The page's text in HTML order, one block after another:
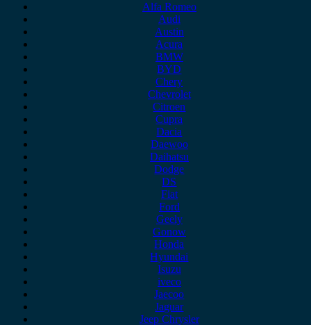
Alfa Romeo
Audi
Austin
Acura
BMW
BYD
Chery
Chevrolet
Citroen
Cupra
Dacia
Daewoo
Daihatsu
Dodge
DS
Fiat
Ford
Geely
Gonow
Honda
Hyundai
Isuzu
iveco
Jaecoo
Jaguar
Jeep Chrysler